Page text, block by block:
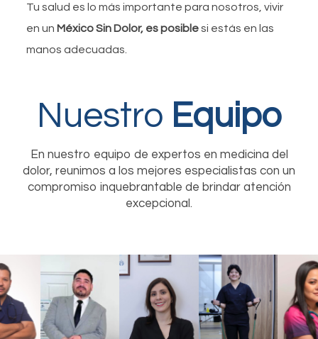
Tu salud es lo más importante para nosotros, vivir
en un México Sin Dolor, es posiblesi estás en las
manos adecuadas.
Nuestro Equipo
En nuestro equipo de expertos en medicina del
dolor, reunimos a los mejores especialistas con un
compromiso inquebrantable de brindar atención
excepcional.